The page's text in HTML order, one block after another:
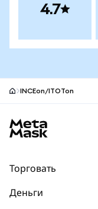
4.7
INCEon/ITOTon
Торговать
Деньги